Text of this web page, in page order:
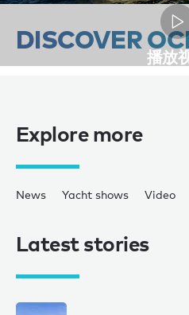
播放
DISCOVER
Explore more
News Yacht shows Video
Latest stories